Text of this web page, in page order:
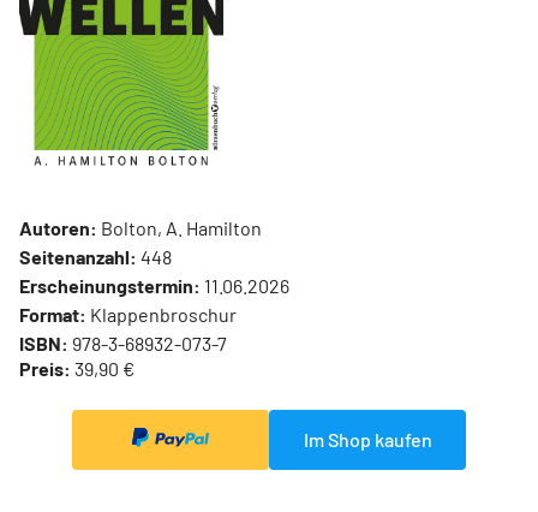
Autoren: Bolton, A. Hamilton
Seitenanzahl: 448
Erscheinungstermin: 11.06.2026
Format: Klappenbroschur
ISBN: 978-3-68932-073-7
Preis: 39,90 €
Im Shop kaufen